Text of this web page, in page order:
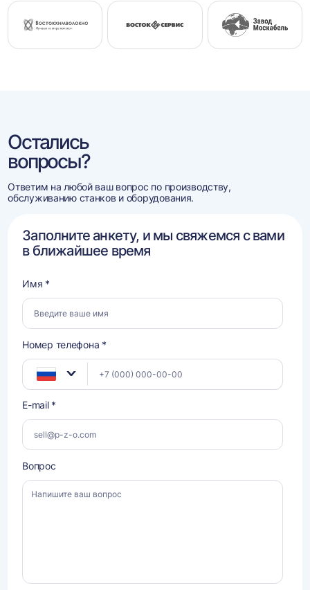
Остались
вопросы?
Ответим на любой ваш вопрос по производству,
обслуживанию станков и оборудования.
Заполните анкету, и мы свяжемся с вами
в ближайшее время
Имя *
Номер телефона *
E-mail *
Вопрос